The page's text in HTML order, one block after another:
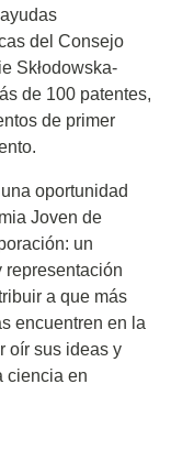
del Consejo
Skłodowska-
de 100 patentes,
de primer
oportunidad
Joven de
un
representación
a que más
encuentren en la
oír sus ideas y
ciencia en